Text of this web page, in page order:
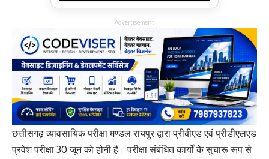
Advertisement
छत्तीसगढ़ व्यावसायिक परीक्षा मण्डल रायपुर द्वारा प्रीबीएड एवं प्रीडीएलएड
प्रवेश परीक्षा 30 जून को होनी है। परीक्षा संबंधित कार्यों के सुचारू रूप से